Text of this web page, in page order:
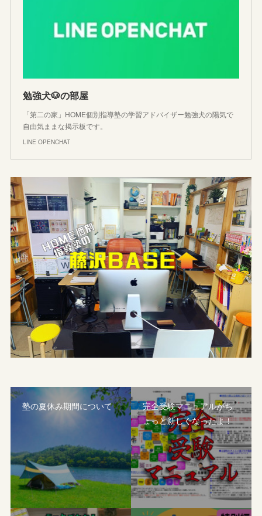
勉強犬🐶の部屋
「第二の家」HOME個別指導塾の学習アドバイザー勉強犬の陽気で
自由気ままな掲示板です。
LINE OPENCHAT
塾の夏休み期間について
完全受験マニュアルがち
ょっと新しくなったよ！